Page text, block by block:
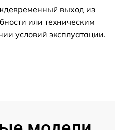
выход из
или техническим
условий эксплуатации.